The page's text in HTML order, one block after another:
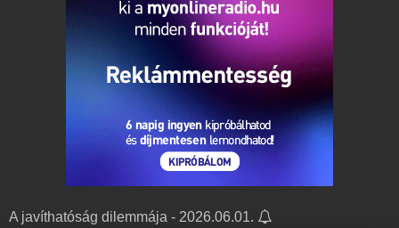
A javíthatóság dilemmája - 2026.06.01.